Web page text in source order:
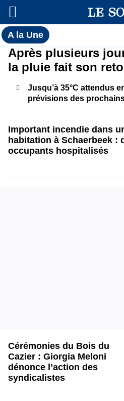
A la UneToutes
l'actualité
du Soir
A
la
Une
Après plusieurs
la pluie fait son
Jusqu’à 35°C attendus
prévisions des
Important incendie dans
habitation à Schaerbeek :
occupants hospitalisés
Cérémonies du Bois du
Cazier : Giorgia Meloni
dénonce l’action des
syndicalistes